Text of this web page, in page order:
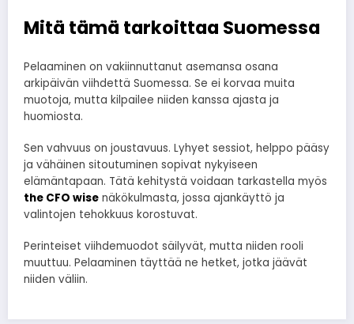
Mitä tämä tarkoittaa Suomessa
Pelaaminen on vakiinnuttanut asemansa osana
arkipäivän viihdettä Suomessa. Se ei korvaa muita
muotoja, mutta kilpailee niiden kanssa ajasta ja
huomiosta.
Sen vahvuus on joustavuus. Lyhyet sessiot, helppo pääsy
ja vähäinen sitoutuminen sopivat nykyiseen
elämäntapaan. Tätä kehitystä voidaan tarkastella myös
the CFO wise näkökulmasta, jossa ajankäyttö ja
valintojen tehokkuus korostuvat.
Perinteiset viihdemuodot säilyvät, mutta niiden rooli
muuttuu. Pelaaminen täyttää ne hetket, jotka jäävät
niiden väliin.